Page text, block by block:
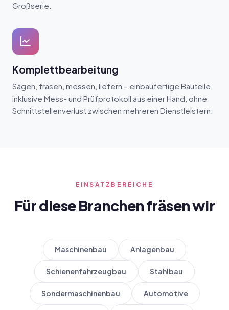
Großserie.
Komplettbearbeitung
Sägen, fräsen, messen, liefern – einbaufertige Bauteile
inklusive Mess- und Prüfprotokoll aus einer Hand, ohne
Schnittstellenverlust zwischen mehreren Dienstleistern.
EINSATZBEREICHE
Für diese Branchen fräsen wir
Maschinenbau Anlagenbau
Schienenfahrzeugbau Stahlbau
Sondermaschinenbau Automotive